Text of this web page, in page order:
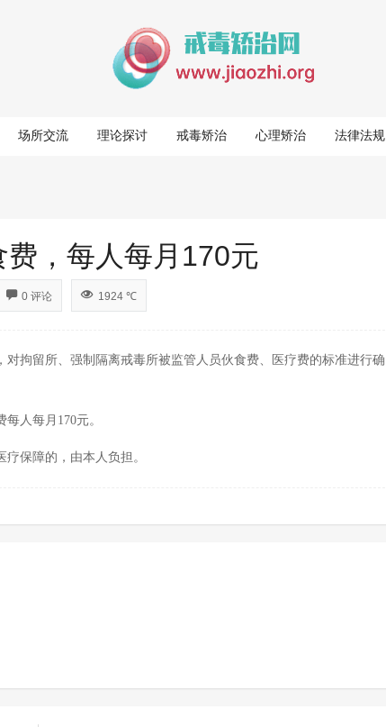
场所交流 理论探讨 戒毒矫治 心理矫治 法律法规
，每人每月170元
0 评论 1924 ℃
拘留所、强制隔离戒毒所被监管人员伙食费、医疗费的标准进行确
人每月170元。
保障的，由本人负担。